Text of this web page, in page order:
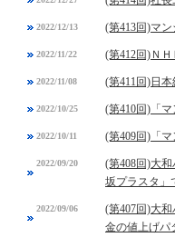
2022/12/13 (第413回)マ
2022/11/22 (第412回)Ｎ
2022/11/08 (第411回)日
2022/10/25 (第410回)「
2022/10/11 (第409回)「
2022/09/20
(第408回)大
坂プラスタ」
2022/09/06
(第407回)大
金の値上げパ